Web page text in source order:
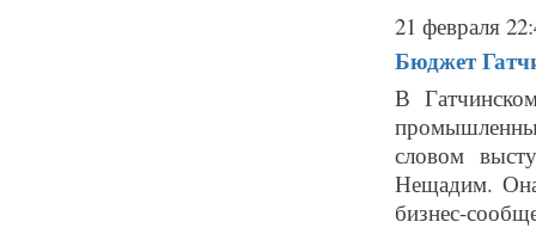
21 февраля
Бюджет
В
словом
Нещадим. Она
бизнес-